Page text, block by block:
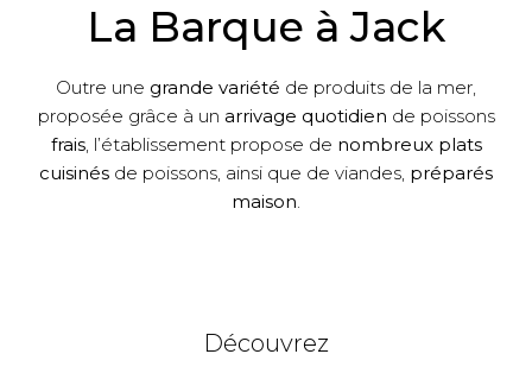
La Barque à Jack
Outre une grande variété de produits de la mer,
proposée grâce à un arrivage quotidien de poissons
frais, l’établissement propose de nombreux plats
cuisinés de poissons, ainsi que de viandes, préparés
maison.
Découvrez